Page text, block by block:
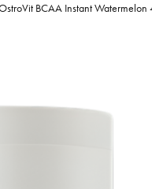
BCAA Instant Watermelon